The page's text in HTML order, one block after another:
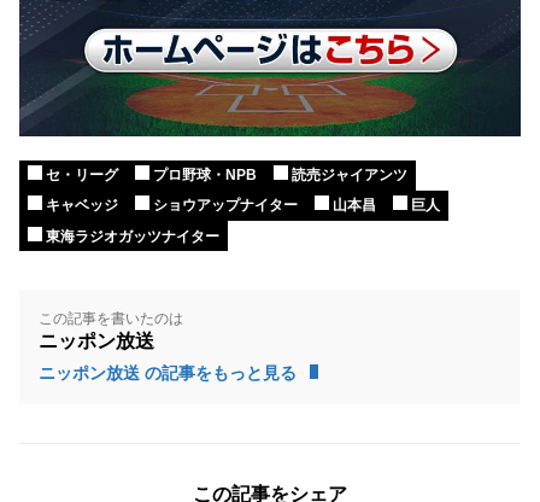
セ・リーグ プロ野球・NPB
読売ジャイアンツ
キャベッジ
ショウアップナイター 山本昌
巨人
東海ラジオガッツナイター
この記事を書いたのは
ニッポン放送
ニッポン放送 の記事をもっと見る
この記事をシェア